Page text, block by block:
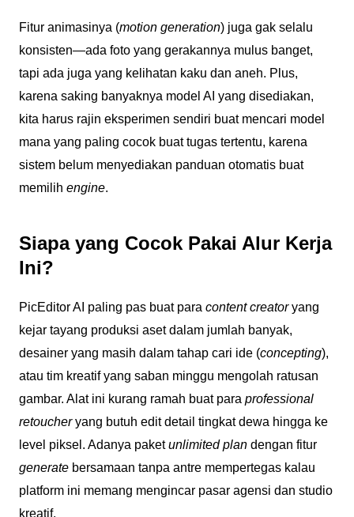
Fitur animasinya (motion generation) juga gak selalu
konsisten—ada foto yang gerakannya mulus banget,
tapi ada juga yang kelihatan kaku dan aneh. Plus,
karena saking banyaknya model AI yang disediakan,
kita harus rajin eksperimen sendiri buat mencari model
mana yang paling cocok buat tugas tertentu, karena
sistem belum menyediakan panduan otomatis buat
memilih engine.
Siapa yang Cocok Pakai Alur Kerja
Ini?
PicEditor AI paling pas buat para content creatoryang
kejar tayang produksi aset dalam jumlah banyak,
desainer yang masih dalam tahap cari ide (concepting),
atau tim kreatif yang saban minggu mengolah ratusan
gambar. Alat ini kurang ramah buat para professional
retoucheryang butuh edit detail tingkat dewa hingga ke
level piksel. Adanya paketunlimited plandengan fitur
generatebersamaan tanpa antre mempertegas kalau
platform ini memang mengincar pasar agensi dan studio
kreatif.